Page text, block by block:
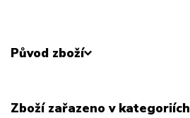
Původ zboží
Zboží zařazeno v kategoriích